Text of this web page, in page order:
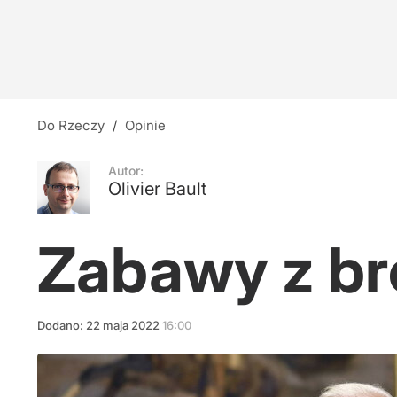
Do Rzeczy / Opinie
Autor:
Olivier Bault
Zabawy z
Dodano: 22 maja 2022 16:00